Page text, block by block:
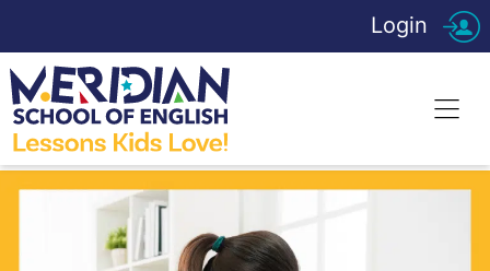
Login